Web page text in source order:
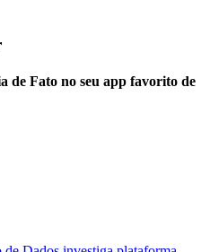
de Fato no seu app favorito de